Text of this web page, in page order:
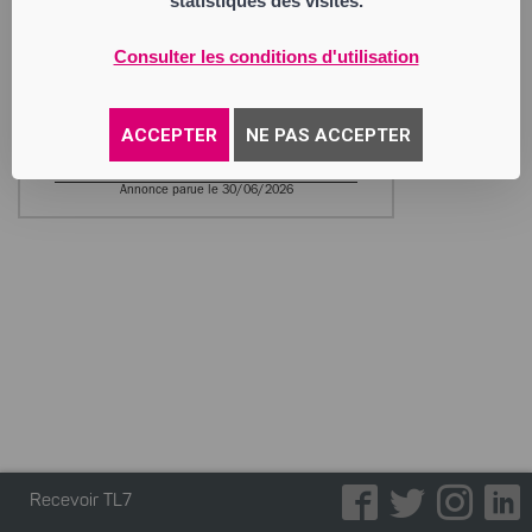
Consulter les conditions d'utilisation
ACCEPTER NE PAS ACCEPTER
317 515 195 RCS Arras
Activité : valorisation de pneumatiques
de tous produits et articles industriels,
représentation de toutes sociétés
Annonce parue le 30/06/2026
Recevoir TL7